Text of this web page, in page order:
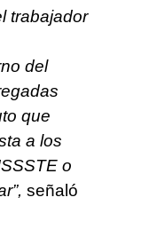
trabajador
del
que
a los
o
señaló